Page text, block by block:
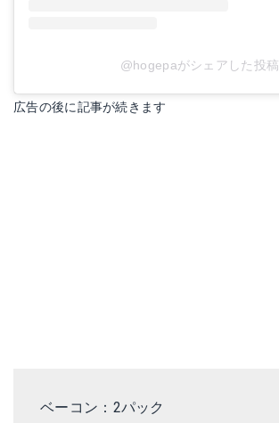
@hogepaがシェアした投稿
広告の後に記事が続きます
ベーコン：2パック